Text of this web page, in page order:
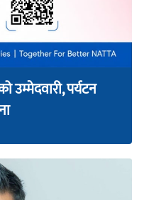
उम्मेदवारी, पर्यटन